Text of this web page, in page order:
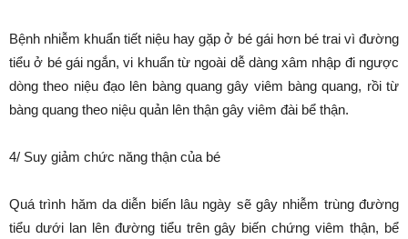
Bệnh nhiễm khuẩn tiết niệu hay gặp ở bé gái hơn bé trai vì đường
tiểu ở bé gái ngắn, vi khuẩn từ ngoài dễ dàng xâm nhập đi ngược
dòng theo niệu đạo lên bàng quang gây viêm bàng quang, rồi từ
bàng quang theo niệu quản lên thận gây viêm đài bể thận.
4/ Suy giảm chức năng thận của bé
Quá trình hăm da diễn biến lâu ngày sẽ gây nhiễm trùng đường
tiểu dưới lan lên đường tiểu trên gây biến chứng viêm thận, bể